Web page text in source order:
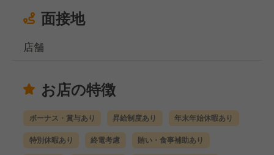
面接地
店舗
お店の特徴
ボーナス・賞与あり 昇給制度あり 年末年始休暇あり
特別休暇あり 終電考慮 賄い・食事補助あり